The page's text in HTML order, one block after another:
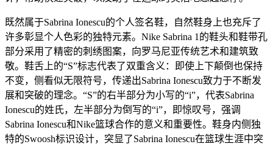
既然属于Sabrina Ionescu的个人签名鞋，自然鞋身上也充斥了
许多彰显个人色彩的独特元素。Nike Sabrina 1的鞋头和鞋带孔
部分采用了精密的刺绣图案，向罗马尼亚传统艺术和建筑致
敬。鞋舌上的“S”标志代表了双重含义：即使上下颠倒也保持
不变，侧看似无限符号，传递出Sabrina Ionescu致力于不断发
展和突破的理念。“S”的右半部分为小写的“i”，代表Sabrina
Ionescu的姓氏，左半部分为倒写的“i”，即惊叹号，强调
Sabrina Ionescu和Nike篮球合作的意义和重要性。鞋身内侧独
特的Swoosh标识设计，突显了Sabrina Ionescu在篮球生涯中突